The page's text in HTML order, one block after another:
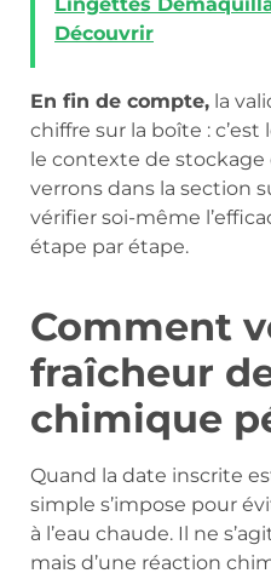
Découvrir
En fin de compte, la
chiffre sur la boîte :
le contexte de
verrons dans la section
vérifier soi-même
étape par étape.
Comment
fraîcheur
chimique
Quand la date inscrite
simple s’impose pour
à l’eau chaude. Il ne
mais d’une réaction